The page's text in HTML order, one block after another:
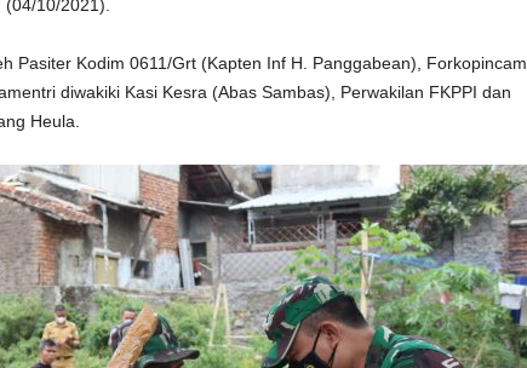
10/2021).
Pasiter Kodim 0611/Grt (Kapten Inf H. Panggabean), Forkopincam
diwakiki Kasi Kesra (Abas Sambas), Perwakilan FKPPI dan
Heula.